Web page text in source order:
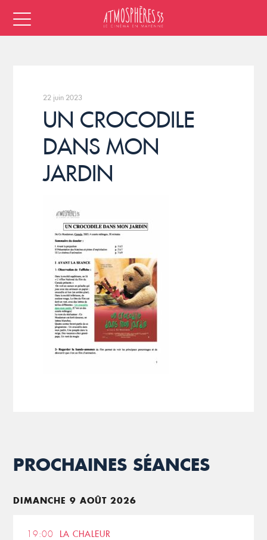
22 juin 2023
UN CROCODILE
DANS MON
JARDIN
PROCHAINES SÉANCES
DIMANCHE 9 AOÛT 2026
19:00 LA CHALEUR